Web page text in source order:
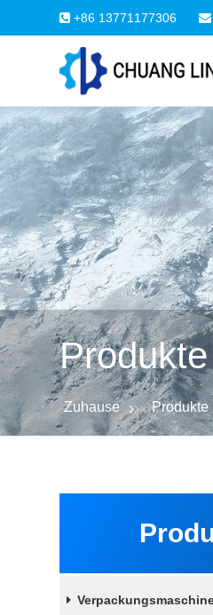
+86 13771177306
Produkte
Zuhause Produkte